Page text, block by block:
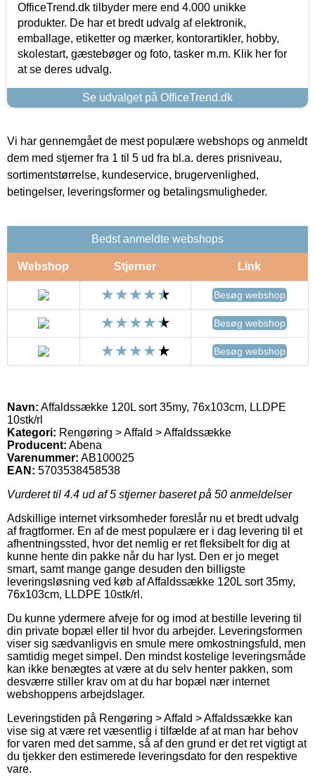
OfficeTrend.dk tilbyder mere end 4.000 unikke
produkter. De har et bredt udvalg af elektronik,
emballage, etiketter og mærker, kontorartikler, hobby,
skolestart, gæstebøger og foto, tasker m.m. Klik her for
at se deres udvalg.
Se udvalget på OfficeTrend.dk
Vi har gennemgået de mest populære webshops og anmeldt
dem med stjerner fra 1 til 5 ud fra bl.a. deres prisniveau,
sortimentstørrelse, kundeservice, brugervenlighed,
betingelser, leveringsformer og betalingsmuligheder.
Bedst anmeldte webshops
Webshop Stjerner Link
Besøg webshop
Besøg webshop
Besøg webshop
Navn: Affaldssække 120L sort 35my, 76x103cm, LLDPE
10stk/rl
Kategori: Rengøring > Affald > Affaldssække
Producent: Abena
Varenummer: AB100025
EAN: 5703538458538
Vurderet til 4.4 ud af 5 stjerner baseret på 50 anmeldelser
Adskillige internet virksomheder foreslår nu et bredt udvalg
af fragtformer. En af de mest populære er i dag levering til et
afhentningssted, hvor det nemlig er ret fleksibelt for dig at
kunne hente din pakke når du har lyst. Den er jo meget
smart, samt mange gange desuden den billigste
leveringsløsning ved køb af Affaldssække 120L sort 35my,
76x103cm, LLDPE 10stk/rl.
Du kunne ydermere afveje for og imod at bestille levering til
din private bopæl eller til hvor du arbejder. Leveringsformen
viser sig sædvanligvis en smule mere omkostningsfuld, men
samtidig meget simpel. Den mindst kostelige leveringsmåde
kan ikke benægtes at være at du selv henter pakken, som
desværre stiller krav om at du har bopæl nær internet
webshoppens arbejdslager.
Leveringstiden på Rengøring > Affald > Affaldssække kan
vise sig at være ret væsentlig i tilfælde af at man har behov
for varen med det samme, så af den grund er det ret vigtigt at
du tjekker den estimerede leveringsdato for den respektive
vare.